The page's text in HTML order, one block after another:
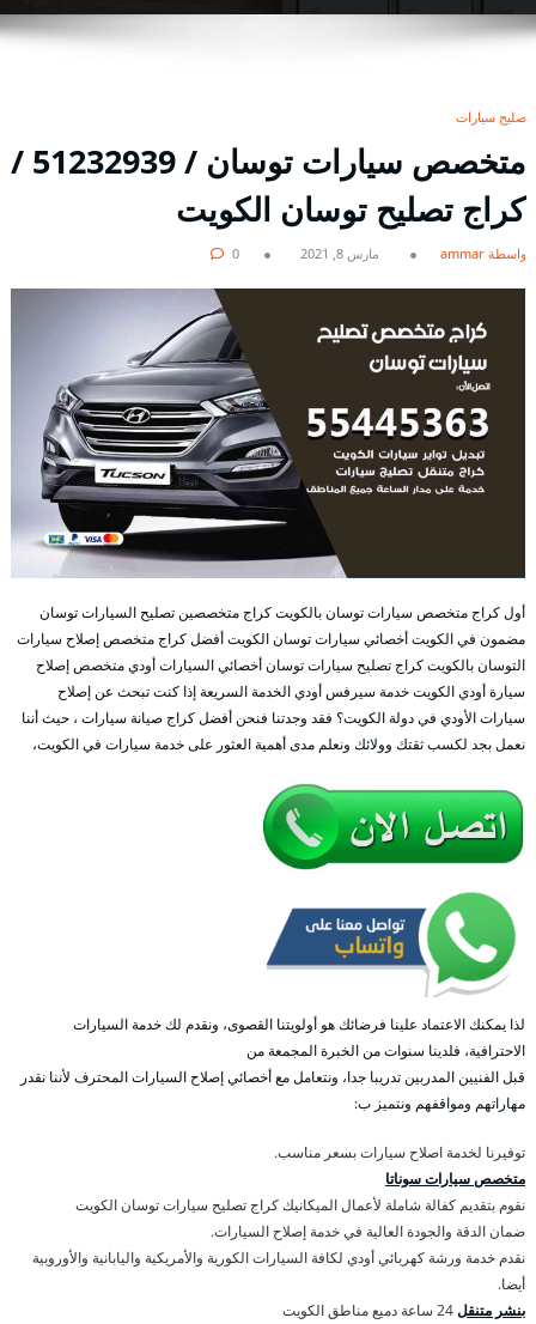
تصليح سيارات
متخصص سيارات توسان / 51232939‬ /
كراج تصليح توسان الكويت
بواسطة ammar مارس 8, 2021 0
أول كراج متخصص سيارات توسان بالكويت كراج متخصصين تصليح السيارات توسان
مضمون في الكويت أخصائي سيارات توسان الكويت أفضل كراج متخصص إصلاح سيارات
التوسان بالكويت كراج تصليح سيارات توسان أخصائي السيارات أودي متخصص إصلاح
سيارة أودي الكويت خدمة سيرفس أودي الخدمة السريعة إذا كنت تبحث عن إصلاح
سيارات الأودي في دولة الكويت؟ فقد وجدتنا فنحن أفضل كراج صيانة سيارات ، حيث أننا
نعمل بجد لكسب ثقتك وولائك ونعلم مدى أهمية العثور على خدمة سيارات في الكويت،
لذا يمكنك الاعتماد علينا فرضائك هو أولويتنا القصوى، ونقدم لك خدمة السيارات
الاحترافية، فلدينا سنوات من الخبرة المجمعة من
قبل الفنيين المدربين تدريبا جدا، ونتعامل مع أخصائي إصلاح السيارات المحترف لأننا نقدر
مهاراتهم ومواقفهم ونتميز ب:
توفيرنا لخدمة اصلاح سيارات بسعر مناسب.
متخصص سيارات سوناتا
نقوم بتقديم كفالة شاملة لأعمال الميكانيك كراج تصليح سيارات توسان الكويت
ضمان الدقة والجودة العالية في خدمة إصلاح السيارات.
نقدم خدمة ورشة كهربائي أودي لكافة السيارات الكورية والأمريكية واليابانية والأوروبية
أيضا.
بنشر متنقل